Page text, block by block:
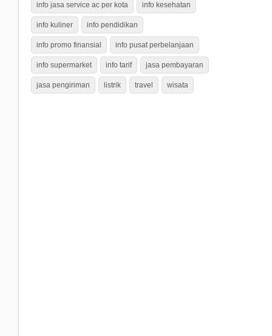
info jasa service ac per kota info kesehatan
info kuliner info pendidikan
info promo finansial info pusat perbelanjaan
info supermarket info tarif jasa pembayaran
jasa pengiriman listrik travel wisata